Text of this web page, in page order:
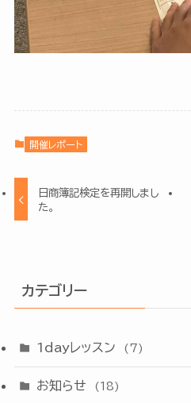
開催レポート
日商簿記検定を再開しまし
た。
カテゴリー
1dayレッスン (7)
お知らせ (18)